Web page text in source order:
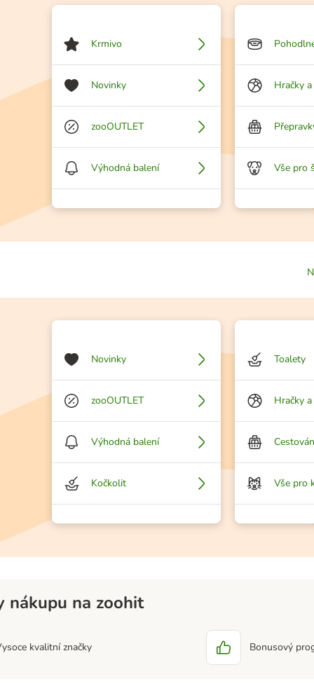
Krmivo
Novinky
zooOUTLET
Výhodná balení
Hračky
Vše pro
Novinky
zooOUTLET
Výhodná balení
Kočkolit
Toalety
Hračky
Vše pro
nákupu na zoohit
kvalitní značky Bonusový